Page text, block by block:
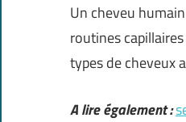
Un cheveu
routines
types de cheveux
A lire également :